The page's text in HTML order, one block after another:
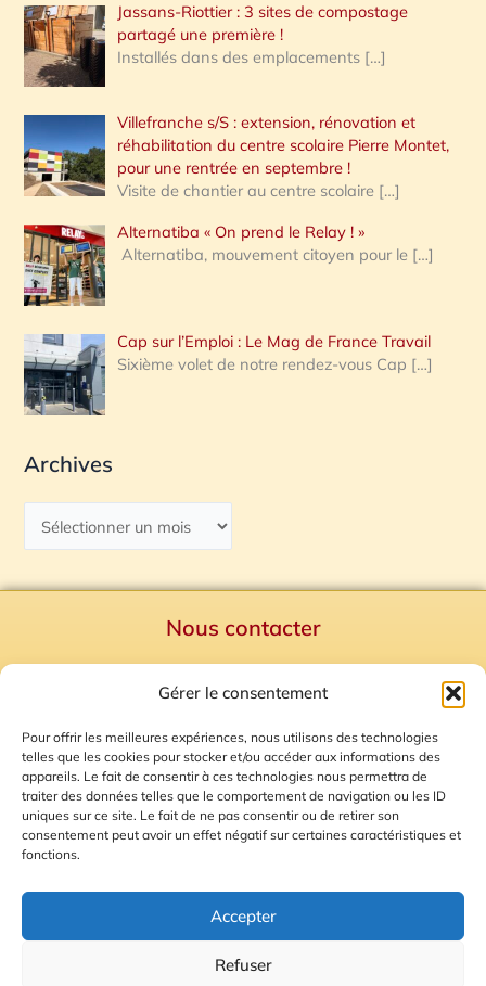
Gérer le consentement
Pour offrir les meilleures expériences, nous utilisons des technologies
telles que les cookies pour stocker et/ou accéder aux informations des
appareils. Le fait de consentir à ces technologies nous permettra de
traiter des données telles que le comportement de navigation ou les ID
uniques sur ce site. Le fait de ne pas consentir ou de retirer son
consentement peut avoir un effet négatif sur certaines caractéristiques et
fonctions.
Accepter
Refuser
Jassans-Riottier : 3 sites de compostage
partagé une première !
Installés dans des emplacements […]
Villefranche s/S : extension, rénovation et
réhabilitation du centre scolaire Pierre Montet,
pour une rentrée en septembre !
Visite de chantier au centre scolaire […]
Alternatiba « On prend le Relay ! »
Alternatiba, mouvement citoyen pour le […]
Cap sur l’Emploi : Le Mag de France Travail
Sixième volet de notre rendez-vous Cap […]
Archives
Nous contacter
Mentions Légales
Plan du site
Gestion des Cookies